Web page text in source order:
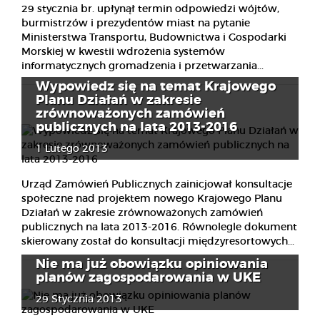
29 stycznia br. upłynął termin odpowiedzi wójtów,
burmistrzów i prezydentów miast na pytanie
Ministerstwa Transportu, Budownictwa i Gospodarki
Morskiej w kwestii wdrożenia systemów
informatycznych gromadzenia i przetwarzania...
Wypowiedz się na temat Krajowego
Planu Działań w zakresie
zrównoważonych zamówień
publicznych na lata 2013-2016
1 Lutego 2013
Urząd Zamówień Publicznych zainicjował konsultacje
społeczne nad projektem nowego Krajowego Planu
Działań w zakresie zrównoważonych zamówień
publicznych na lata 2013-2016. Równolegle dokument
skierowany został do konsultacji międzyresortowych...
Nie ma już obowiązku opiniowania
planów zagospodarowania w UKE
29 Stycznia 2013